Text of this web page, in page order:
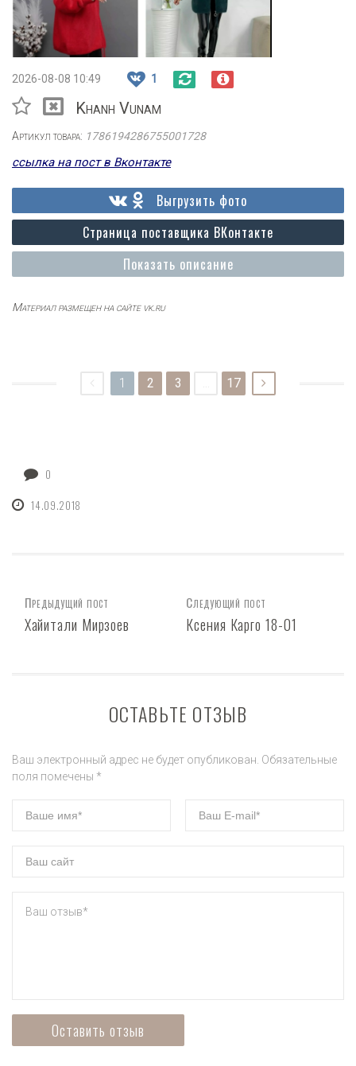
2026-08-08 10:49 1
Khanh Vunam
Артикул товара: 1786194286755001728
ссылка на пост в Вконтакте
Показать описание
Страница поставщика ВКонтакте
Выгрузить фото
Материал размещен на сайте vk.ru
1 2 3 17
0
14.09.2018
Предыдущий пост
Хайитали Мирзоев
Следующий пост
Ксения Карго 18-01
ОСТАВЬТЕ ОТЗЫВ
Ваш электронный адрес не будет опубликован. Обязательные
поля помечены *